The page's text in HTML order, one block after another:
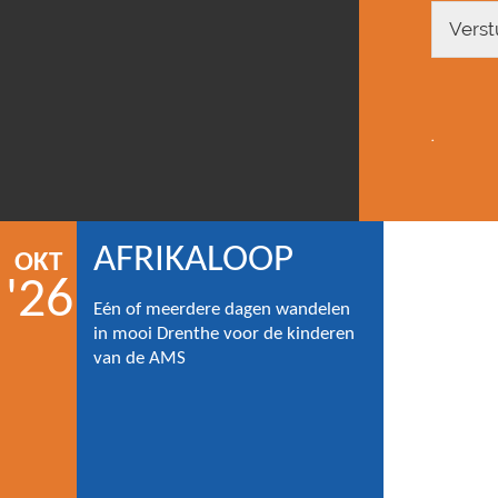
.
OKT
'26
AFRIKALOOP
Eén of meerdere dagen wandelen
in mooi Drenthe voor de kinderen
van de AMS